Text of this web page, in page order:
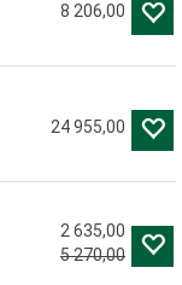
8 206,00
24 955,00
2 635,00
5 270,00